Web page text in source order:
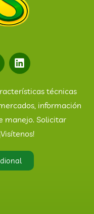
técnicas
información
manejo. Solicitar